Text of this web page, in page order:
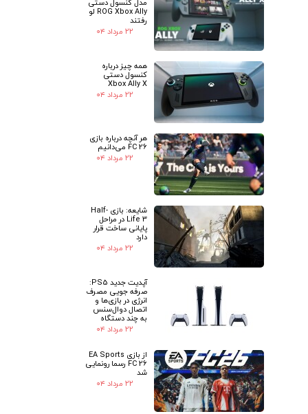
ROG Xbox Ally لو
رفتند
۲۲ مرداد ۰۴
همه چیز درباره
کنسول دستی
Xbox Ally X
۲۲ مرداد ۰۴
هر آنچه درباره بازی
FC 26 می‌دانیم
۲۲ مرداد ۰۴
شایعه: بازی Half-
Life 3 در مراحل
پایانی ساخت قرار
دارد
۲۲ مرداد ۰۴
آپدیت جدید PS5:
صرفه جویی مصرف
انرژی در بازی‌ها و
اتصال دوال‌سنس
به چند دستگاه
۲۲ مرداد ۰۴
از بازی EA Sports
FC 26 رسما رونمایی
شد
۲۲ مرداد ۰۴